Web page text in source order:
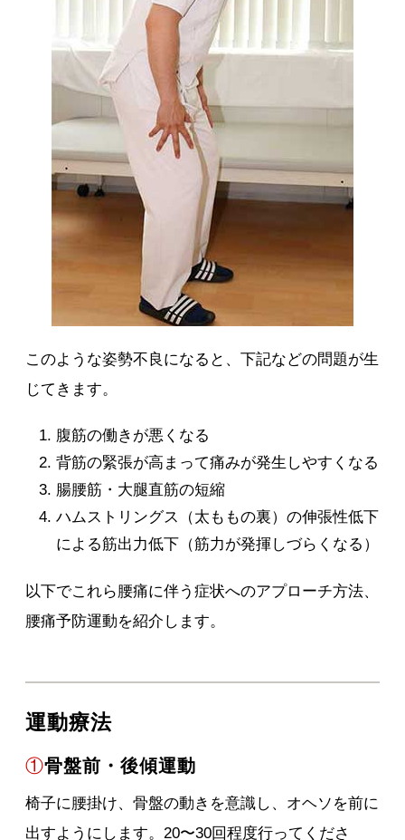
このような姿勢不良になると、下記などの問題が生
じてきます。
腹筋の働きが悪くなる
背筋の緊張が高まって痛みが発生しやすくなる
腸腰筋・大腿直筋の短縮
ハムストリングス（太ももの裏）の伸張性低下
による筋出力低下（筋力が発揮しづらくなる）
以下でこれら腰痛に伴う症状へのアプローチ方法、
腰痛予防運動を紹介します。
運動療法
①骨盤前・後傾運動
椅子に腰掛け、骨盤の動きを意識し、オヘソを前に
出すようにします。20〜30回程度行ってくださ